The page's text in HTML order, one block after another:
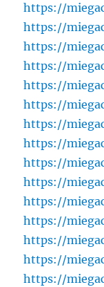
https://
https://
https://
https://
https://
https://
https://
https://
https://
https://
https://
https://
https://
https://
https://